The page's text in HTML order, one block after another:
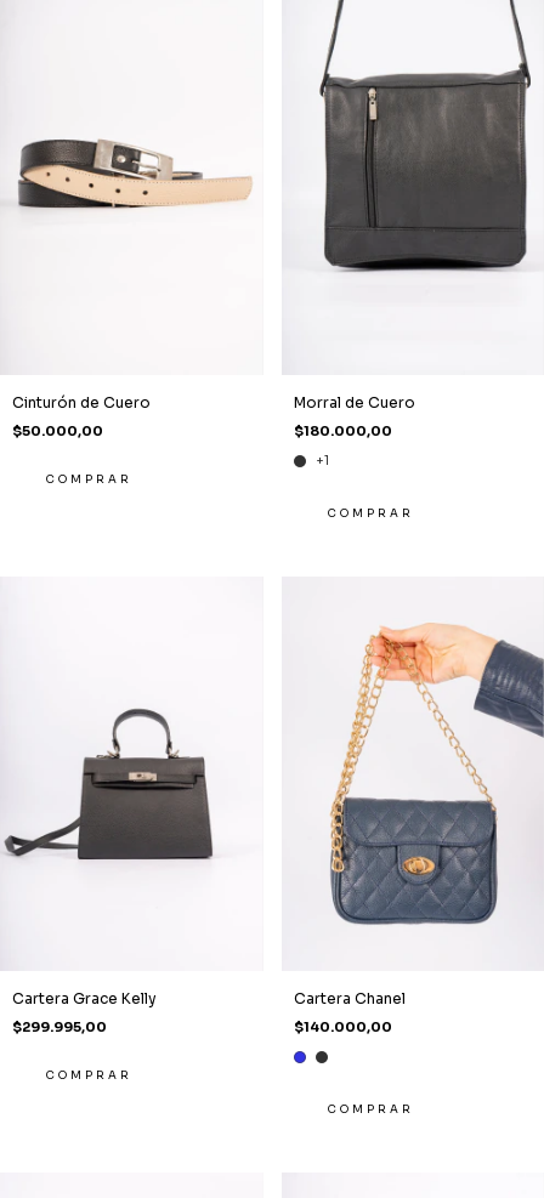
Cinturón de Cuero
$50.000,00
Morral de Cuero
$180.000,00
+1
COMPRAR
Cartera Grace Kelly
$299.995,00
COMPRAR
Cartera Chanel
$140.000,00
COMPRAR